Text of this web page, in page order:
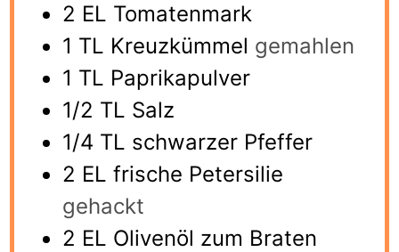
2 EL Tomatenmark
1 TL Kreuzkümmel gemahlen
1 TL Paprikapulver
1/2 TL Salz
1/4 TL schwarzer Pfeffer
2 EL frische Petersilie
gehackt
2 EL Olivenöl zum Braten